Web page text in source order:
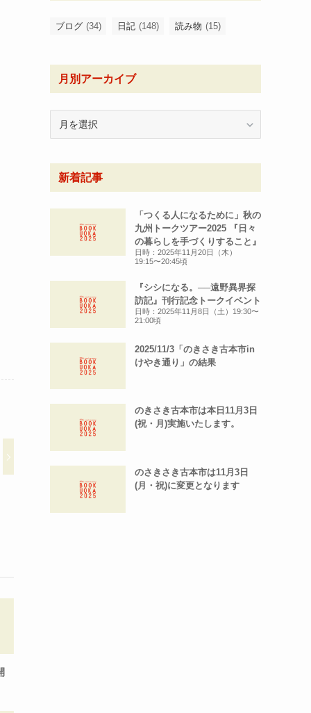
ブログ (34) 日記 (148) 読み物 (15)
月別アーカイブ
ー
イ
ブ
新着記事
「つくる人になるために」秋の
九州トークツアー2025 『日々
の暮らしを手づくりすること』
日時：2025年11月20日（木）
19:15〜20:45頃
『シシになる。──遠野異界探
訪記』刊行記念トークイベント
日時：2025年11月8日（土）19:30〜
21:00頃
2025/11/3「のきさき古本市in
けやき通り」の結果
のきさき古本市は本日11月3日
(祝・月)実施いたします。
のさきさき古本市は11月3日
(月・祝)に変更となります